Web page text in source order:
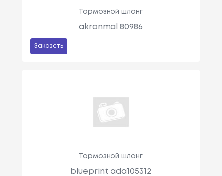
Тормозной шланг
akronmal 80986
Заказать
Тормозной шланг
blueprint ada105312